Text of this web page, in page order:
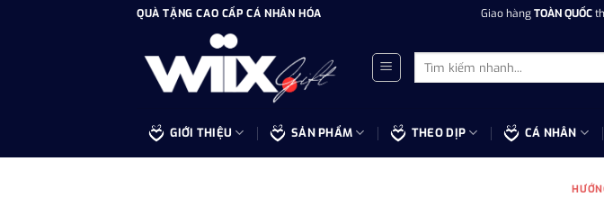
QUÀ TẶNG CAO CẤP CÁ NHÂN HÓA Giao hàngTOÀN QUỐC
Tìm
kiếm:
GIỚI THIỆU SẢN PHẨM THEO DỊP CÁ NHÂN